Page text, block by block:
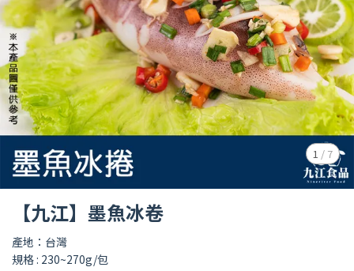
1 / 7
【九江】墨魚冰卷
產地：台灣
規格 : 230~270g/包